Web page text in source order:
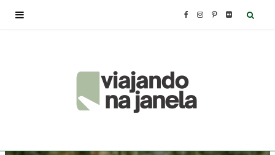
e
I P F